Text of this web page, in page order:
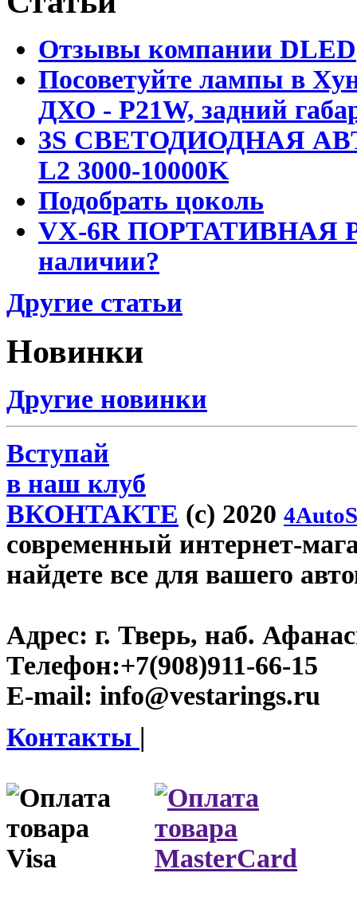
Отзывы компании DLED
Посоветуйте лампы в
ДХО - P21W, задний
3S СВЕТОДИОДНАЯ
L2 3000-10000K
Подобрать цоколь
VX-6R ПОРТАТИВНАЯ
наличии?
Другие статьи
Новинки
Другие новинки
Вступай
в наш клуб
ВКОНТАКТЕ (c) 2020
современный интернет-
найдете все для вашего
Адрес: г. Тверь, наб.
Телефон:+7(908)911-66-15
E-mail: info@vestarings.ru
Контакты |